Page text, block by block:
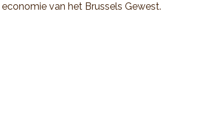
van het Brussels Gewest.